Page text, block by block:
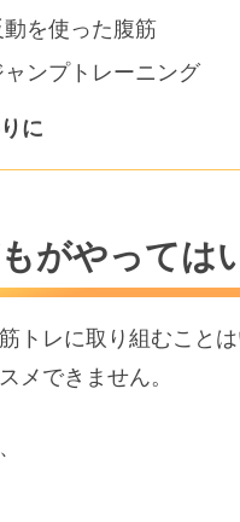
動を使った腹筋
ャンプトレーニング
に
がやっては
トレに取り組むことは
メできません。